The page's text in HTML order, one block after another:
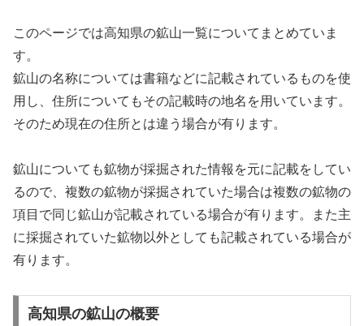
このページでは高知県の鉱山一覧についてまとめていま
す。
鉱山の名称については書籍などに記載されているものを使
用し、住所についてもその記載時の地名を用いています。
そのため現在の住所とは違う場合が有ります。
鉱山についても鉱物が採掘された情報を元に記載をしてい
るので、複数の鉱物が採掘されていた場合は複数の鉱物の
項目で同じ鉱山が記載されている場合が有ります。また主
に採掘されていた鉱物以外としても記載されている場合が
有ります。
高知県の鉱山の概要